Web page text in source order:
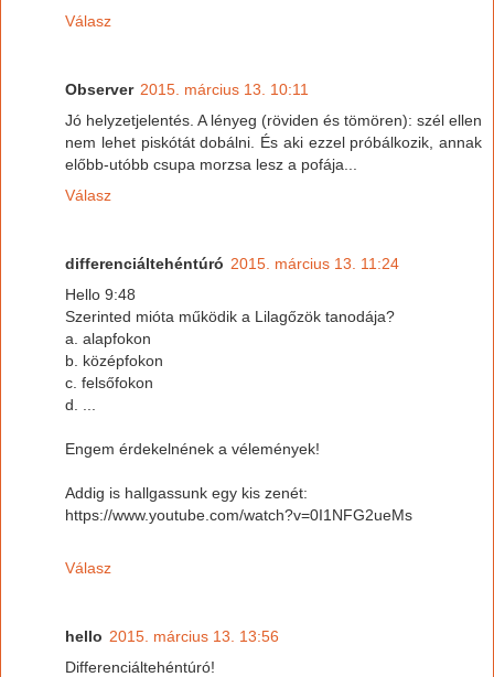
Válasz
Observer 2015. március 13. 10:11
Jó helyzetjelentés. A lényeg (röviden és tömören): szél ellen
nem lehet piskótát dobálni. És aki ezzel próbálkozik, annak
előbb-utóbb csupa morzsa lesz a pofája...
Válasz
differenciáltehéntúró 2015. március 13. 11:24
Hello 9:48
Szerinted mióta működik a Lilagőzök tanodája?
a. alapfokon
b. középfokon
c. felsőfokon
d. ...
Engem érdekelnének a vélemények!
Addig is hallgassunk egy kis zenét:
https://www.youtube.com/watch?v=0I1NFG2ueMs
Válasz
hello 2015. március 13. 13:56
Differenciáltehéntúró!